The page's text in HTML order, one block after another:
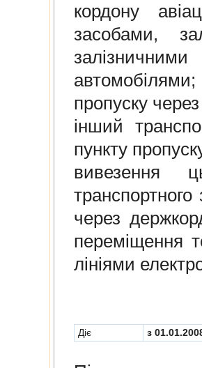
кордону
засобами,
залiзничними
пропуску
iнший
пункту
вивезення
через
перемiщення
лiнiями
Діє з